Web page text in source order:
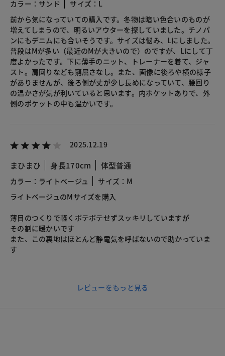
カラー：サンド
サイズ：L
前から気になっていての購入です。冬物は暗い色合いのものが
増えてしまうので、明るいアウターを探していました。チノパ
ンにもデニムにも合いそうです。サイズは悩み、Lにしました。
普段はMが多い（最近のMが大きいので）のですが、Lにして丁
度よかったです。下に薄手のニット、トレーナーを着て、ジャ
スト。肩回りなども窮屈さなし。また、画像に後ろや横の様子
がありませんが、後ろ側が丈が少し長めになっていて、腰回り
の温かさが気が利いていると思います。内ポケットありで、外
側のポケットの中も温かいです。
2025.12.19
まひまひ 身長170cm 体型普通
カラー：ライトベージュ
サイズ：M
ライトベージュのMサイズを購入
薄目のつくりで軽くボテボテせずスッキリしていますが
その割に暖かいです
また、この裏地はほとんど静電気を呼ばないので助かっていま
す
レビューをもっと見る